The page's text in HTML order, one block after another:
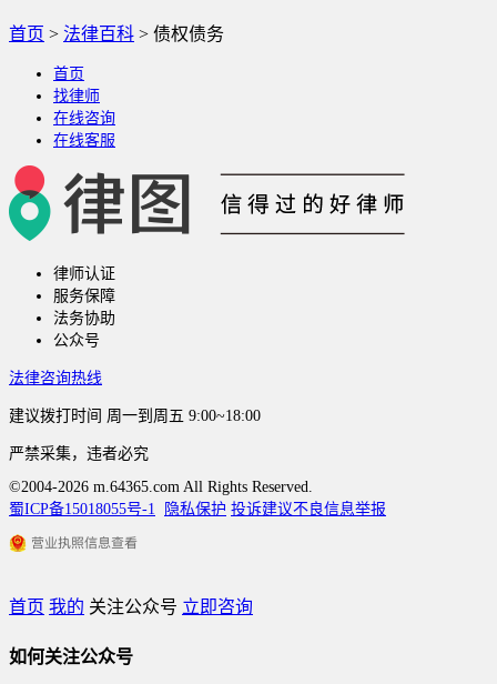
首页 > 法律百科 > 债权债务
首页
找律师
在线咨询
在线客服
律师认证
服务保障
法务协助
公众号
法律咨询热线
建议拨打时间 周一到周五 9:00~18:00
严禁采集，违者必究
©2004-2026 m.64365.com All Rights Reserved.
蜀ICP备15018055号-1
隐私保护 投诉建议不良信息举报
首页 我的 关注公众号 立即咨询
如何关注公众号